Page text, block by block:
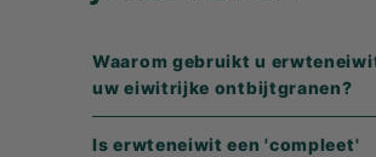
Waarom gebruikt u
uw eiwitrijke ontbijtgranen?
Is erwteneiwit een 'compleet'